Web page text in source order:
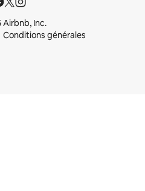
Inc.
Conditions générales